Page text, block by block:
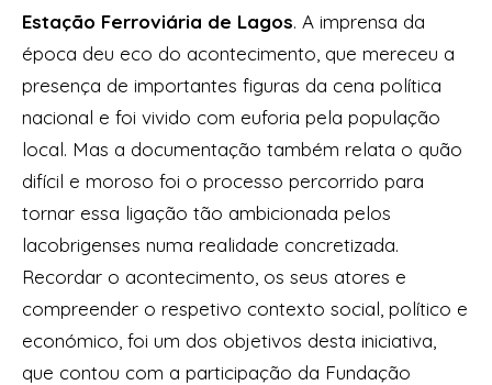
Estação Ferroviária de Lagos. A imprensa da
época deu eco do acontecimento, que mereceu a
presença de importantes figuras da cena política
nacional e foi vivido com euforia pela população
local. Mas a documentação também relata o quão
difícil e moroso foi o processo percorrido para
tornar essa ligação tão ambicionada pelos
lacobrigenses numa realidade concretizada.
Recordar o acontecimento, os seus atores e
compreender o respetivo contexto social, político e
económico, foi um dos objetivos desta iniciativa,
que contou com a participação da Fundação